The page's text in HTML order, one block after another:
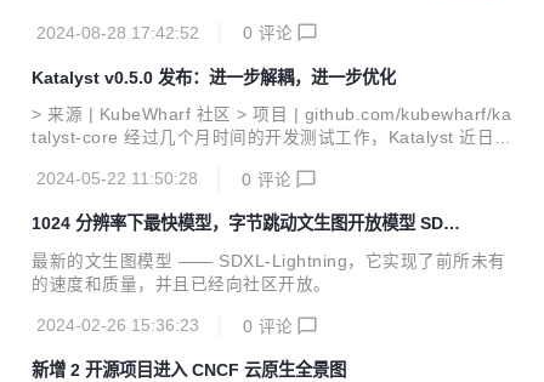
更多业务场景提供服务，并很高兴的宣布 0.0.1 版本正式发
泛应用于生物...
2024-08-28 17:42:52 0 评论
Katalyst v0.5.0 发布：进一步解耦，进一步优化
> 来源 | KubeWharf 社区 > 项目 | github.com/kubewharf/ka
talyst-core 经过几个月时间的开发测试工作，Katalyst 近日完
常态混部能力对 kubewharf enhanced kubernetes 的依赖，
们也对上个版本中新加入的资源超分功能做了进一步的优化。
期望这个版本可以帮助用户更平滑地使用 Katalyst，实现资源
效能提升。 Out-of-Band Resource Manager ...
2024-05-22 11:50:28 0 评论
1024 分辨率下最快模型，字节跳动文生图开放模型 SDX
L-Lightning 发布
最新的文生图模型 —— SDXL-Lightning，它实现了前所未有
的速度和质量，并且已经向社区开放。
2024-02-26 15:36:23 0 评论
新增 2 开源项目进入 CNCF 云原生全景图